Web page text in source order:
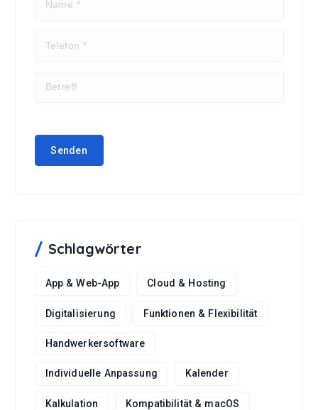
Schlagwörter
App & Web-App Cloud & Hosting
Digitalisierung Funktionen & Flexibilität
Handwerkersoftware
Individuelle Anpassung Kalender
Kalkulation Kompatibilität & macOS